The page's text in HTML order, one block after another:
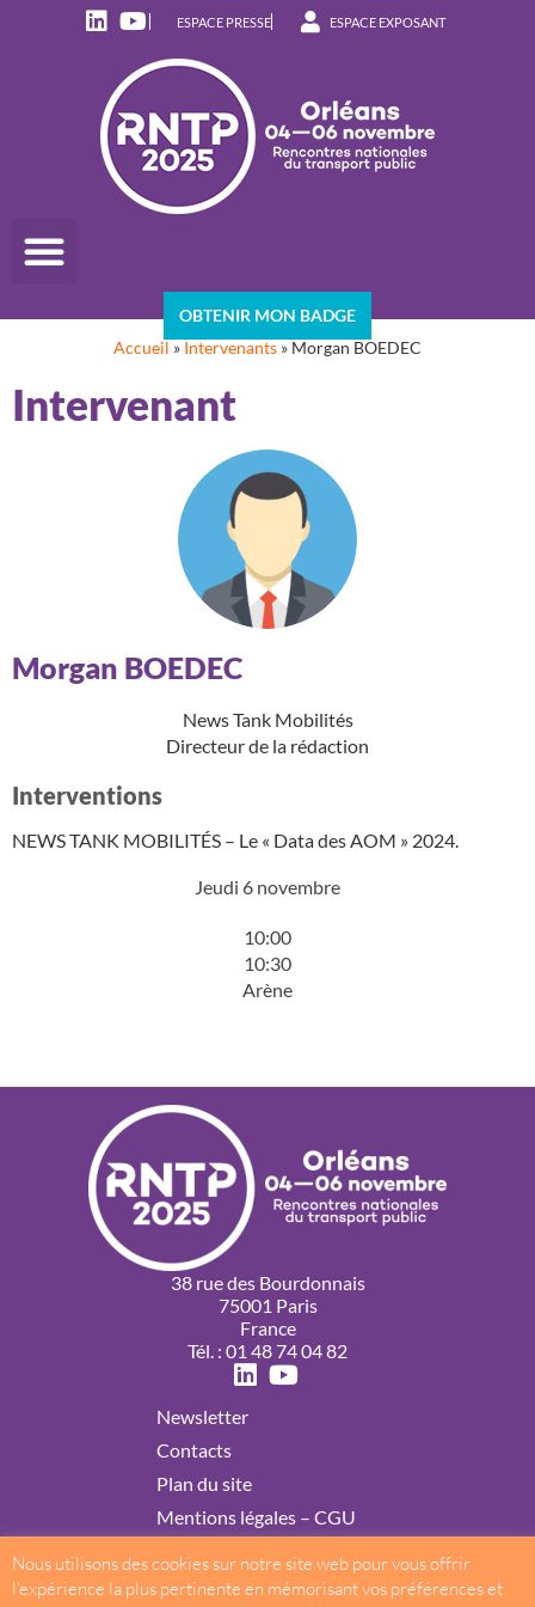
ESPACE PRESSE ESPACE EXPOSANT
OBTENIR MON BADGE
Accueil » Intervenants » Morgan BOEDEC
Intervenant
Morgan BOEDEC
News Tank Mobilités
Directeur de la rédaction
Interventions
NEWS TANK MOBILITÉS – Le « Data des AOM » 2024.
Jeudi 6 novembre
10:00
10:30
Arène
38 rue des Bourdonnais
75001 Paris
France
Tél. : 01 48 74 04 82
Newsletter
Contacts
Plan du site
Mentions légales – CGU
Politique de confidentialité
Cookies
Nous utilisons des cookies sur notre site web pour vous offrir
l'expérience la plus pertinente en mémorisant vos préférences et